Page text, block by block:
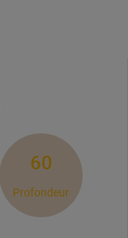
60
Profondeur